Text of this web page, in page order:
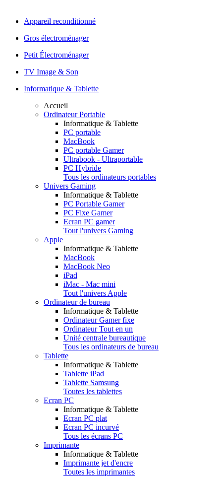
Appareil reconditionné
Gros électroménager
Petit Électroménager
TV Image & Son
Informatique & Tablette
Accueil
Ordinateur Portable
Informatique & Tablette
PC portable
MacBook
PC portable Gamer
Ultrabook - Ultraportable
PC Hybride
Tous les ordinateurs portables
Univers Gaming
Informatique & Tablette
PC Portable Gamer
PC Fixe Gamer
Ecran PC gamer
Tout l'univers Gaming
Apple
Informatique & Tablette
MacBook
MacBook Neo
iPad
iMac - Mac mini
Tout l'univers Apple
Ordinateur de bureau
Informatique & Tablette
Ordinateur Gamer fixe
Ordinateur Tout en un
Unité centrale bureautique
Tous les ordinateurs de bureau
Tablette
Informatique & Tablette
Tablette iPad
Tablette Samsung
Toutes les tablettes
Ecran PC
Informatique & Tablette
Ecran PC plat
Ecran PC incurvé
Tous les écrans PC
Imprimante
Informatique & Tablette
Imprimante jet d'encre
Toutes les imprimantes